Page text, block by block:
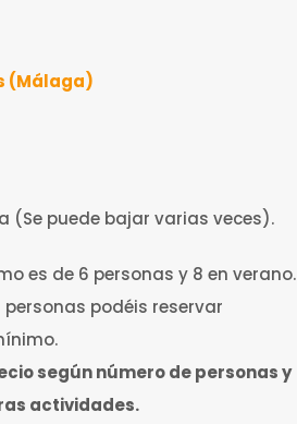
(Málaga)
(Se puede bajar varias veces).
es de 6 personas y 8 en verano.
personas podéis reservar
según número de personas y
actividades.